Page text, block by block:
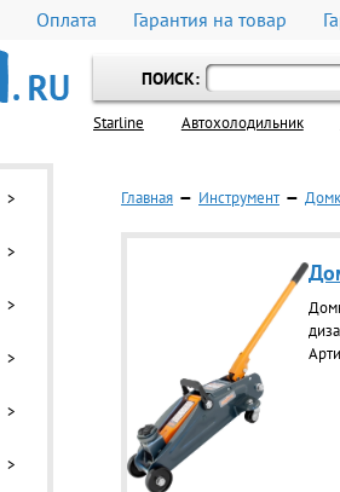
Оплата Гарантия на товар
ПОИСК:
Starline Автохолодильник
>
>
>
>
>
>
Главная — Инструмент —